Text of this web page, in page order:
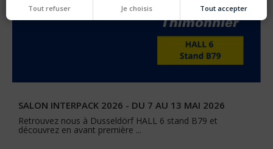
SALON INTERPACK 2026 - DU 7 AU 13 MAI 2026
Retrouvez nous à Dusseldörf HALL 6 stand B79 et
découvrez en avant première ...
Tout refuser Je choisis Tout accepter